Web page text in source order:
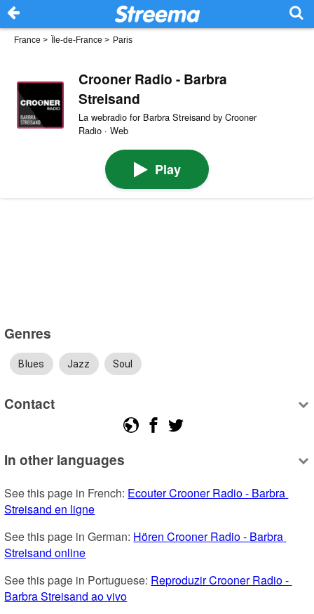
France > Île-de-France > Paris
Crooner Radio - Barbra
Streisand
La webradio for Barbra Streisand by Crooner
Radio · Web
Play
Genres
Blues Jazz Soul
Contact
In other languages
See this page in French: Ecouter Crooner Radio - Barbra
Streisand en ligne
See this page in German: Hören Crooner Radio - Barbra
Streisand online
See this page in Portuguese: Reproduzir Crooner Radio -
Barbra Streisand ao vivo